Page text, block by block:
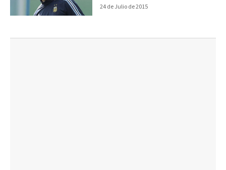
24 de Julio de 2015